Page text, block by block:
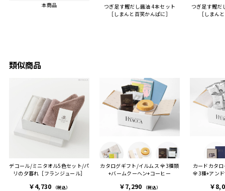
困った際にも、迅速に回答
ければと思います。
本商品
つぎ足す鰹だし醤油 4本セット
［しまんと百笑かんぱに］
つぎ足す鰹だ
［しまん
類似商品
デコール/ミニタオル5色セット/パ
リの夕暮れ［フランジュール］
￥4,730 （税込）
カタログギフト/イルムス 全3種類
+バームクーヘン+コーヒー
￥7,290 （税込）
カードカタ
全3種+アン
￥